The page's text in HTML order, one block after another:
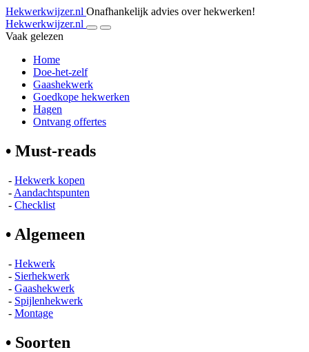
Hekwerkwijzer.nl Onafhankelijk advies over hekwerken!
Hekwerkwijzer.nl
Vaak gelezen
Home
Doe-het-zelf
Gaashekwerk
Goedkope hekwerken
Hagen
Ontvang offertes
• Must-reads
- Hekwerk kopen
- Aandachtspunten
- Checklist
• Algemeen
- Hekwerk
- Sierhekwerk
- Gaashekwerk
- Spijlenhekwerk
- Montage
• Soorten